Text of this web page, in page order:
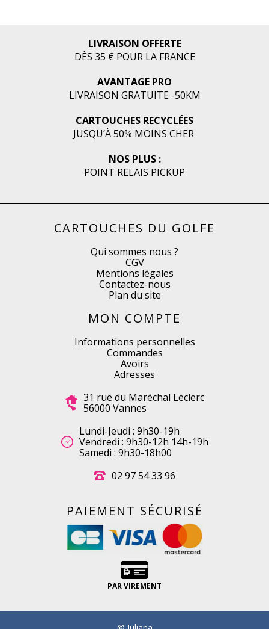
LIVRAISON OFFERTE
DÈS 35 € POUR LA FRANCE
AVANTAGE PRO
LIVRAISON GRATUITE -50KM
CARTOUCHES RECYCLÉES
JUSQU’À 50% MOINS CHER
NOS PLUS :
POINT RELAIS PICKUP
CARTOUCHES DU GOLFE
Qui sommes nous ?
CGV
Mentions légales
Contactez-nous
Plan du site
MON COMPTE
Informations personnelles
Commandes
Avoirs
Adresses
31 rue du Maréchal Leclerc
56000 Vannes
Lundi-Jeudi : 9h30-19h
Vendredi : 9h30-12h 14h-19h
Samedi : 9h30-18h00
02 97 54 33 96
PAIEMENT SÉCURISÉ
PAR VIREMENT